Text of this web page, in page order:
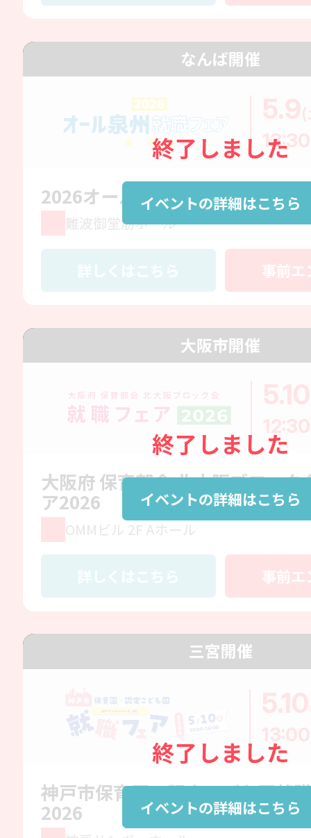
終了しました
イベントの詳細はこちら
なんば開催
5.9
2026オール泉州就職フェア
難波御堂筋ホール
詳しくはこちら 事前エ
終了しました
イベントの詳細はこちら
大阪市開催
5.10
大阪府 保育部会 北大阪ブロック
ア2026
OMMビル 2F Aホール
詳しくはこちら 事前エ
終了しました
イベントの詳細はこちら
三宮開催
5.10
神戸市保育園・認定こども園就
2026